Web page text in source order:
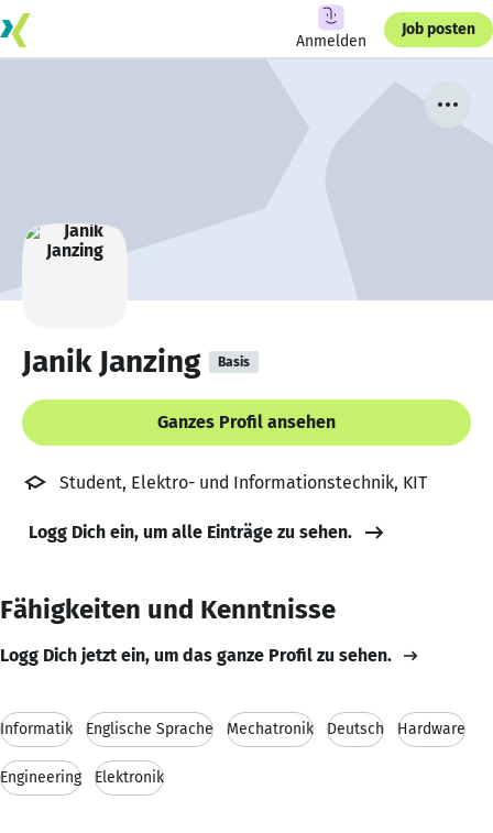
Anmelden
Job posten
Janik Janzing Basis
Ganzes Profil ansehen
Student, Elektro- und Informationstechnik, KIT
Logg Dich ein, um alle Einträge zu sehen.
Fähigkeiten und Kenntnisse
Logg Dich jetzt ein, um das ganze Profil zu sehen.
Informatik Englische Sprache Mechatronik Deutsch Hardware
Engineering Elektronik